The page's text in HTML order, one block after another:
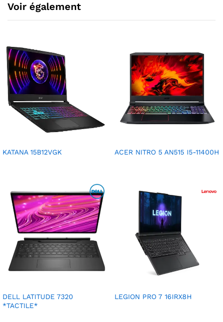
Voir également
KATANA 15B12VGK ACER NITRO 5 AN515 I5-11400H
DELL LATITUDE 7320
*TACTILE*
LEGION PRO 7 16IRX8H